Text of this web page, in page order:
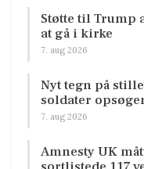
Støtte til Trump
at gå i kirke
7. aug 2026
Nyt tegn på
soldater
7. aug 2026
Amnesty UK